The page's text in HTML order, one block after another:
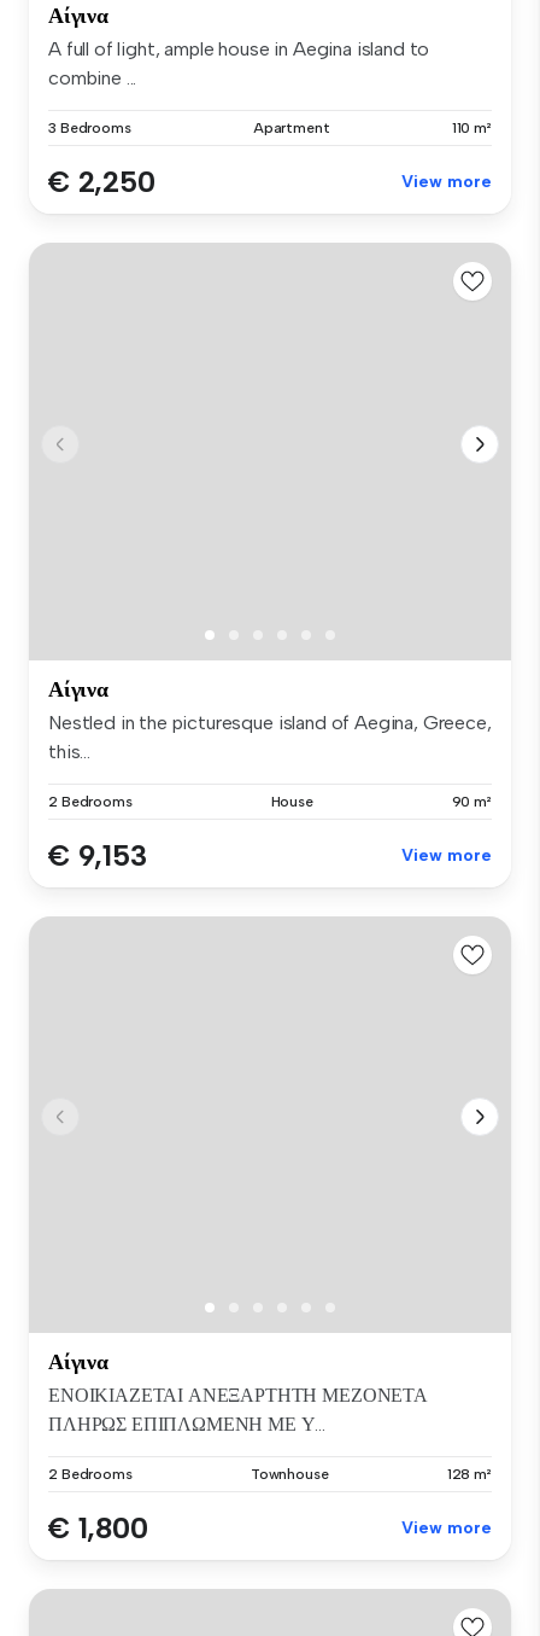
Αίγινα
A full of light, ample house in Aegina island to
combine ...
3 Bedrooms Apartment 110 m²
€ 2,250 View more
Αίγινα
Nestled in the picturesque island of Aegina, Greece,
this...
2 Bedrooms House 90 m²
€ 9,153 View more
Αίγινα
ΕΝΟΙΚΙΑΖΕΤΑΙ ΑΝΕΞΑΡΤΗΤΗ ΜΕΖΟΝΕΤΑ
ΠΛΗΡΩΣ ΕΠΙΠΛΩΜΕΝΗ ΜΕ Υ...
2 Bedrooms Townhouse 128 m²
€ 1,800 View more